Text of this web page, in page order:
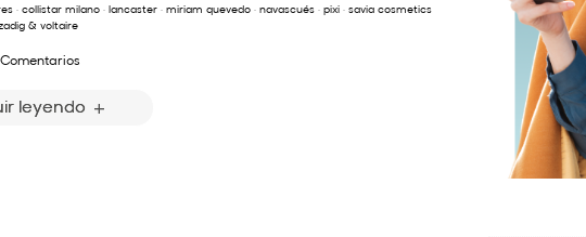
· collistar milano · lancaster · miriam quevedo · navascués · pixi · savia cosmetics
& voltaire
leyendo